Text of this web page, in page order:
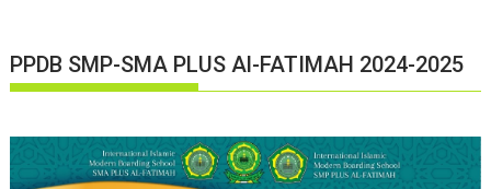
PPDB SMP-SMA PLUS Al-FATIMAH 2024-2025